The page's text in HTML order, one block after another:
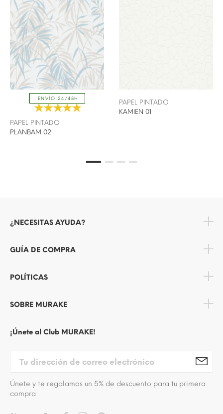
ENVÍO 24/48H
PAPEL PINTADO
PLANBAM 02
PAPEL PINTADO
KAMIEN 01
¿NECESITAS AYUDA?
GUÍA DE COMPRA
POLÍTICAS
SOBRE MURAKE
¡Únete al Club MURAKE!
Únete y te regalamos un 5% de descuento para tu primera
compra